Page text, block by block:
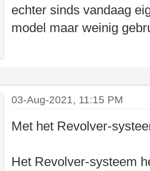
echter sinds vandaag
model maar weinig
03-Aug-2021, 11:15 PM
Met het Revolver-
Het Revolver-systeem